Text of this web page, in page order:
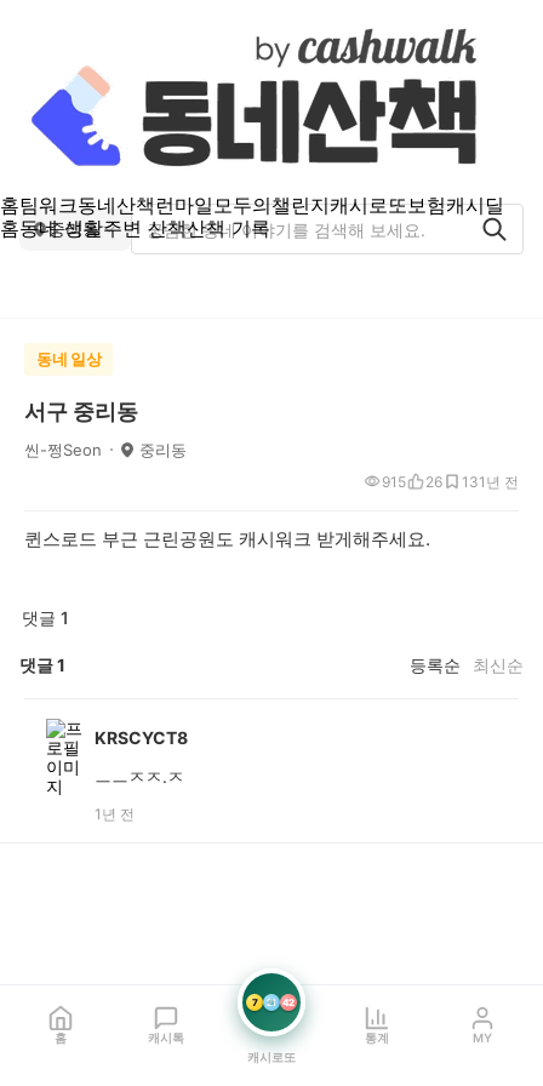
홈팀워크동네산책런마일모두의챌린지캐시로또보험캐시딜
홈동네 생활주변 산책산책 기록
중리동
동네 일상
서구 중리동
씬-쩡Seon 중리동
1년 전
915 26 13
퀸스로드 부근 근린공원도 캐시워크 받게해주세요.
댓글 1
댓글1 등록순 최신순
KRSCYCT8
ㅡㅡㅈㅈ.ㅈ
1년 전
홈 캐시톡
7 21 42
캐시로또
통계 MY